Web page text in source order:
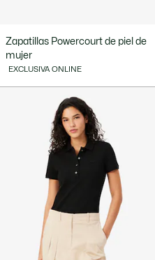
Zapatillas Powercourt de piel de
mujer
EXCLUSIVA ONLINE